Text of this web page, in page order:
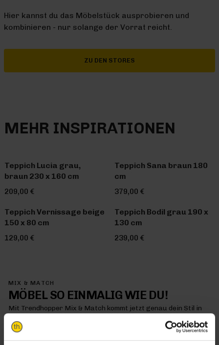
Hier kannst du das Möbelstück ausprobieren und
kombinieren - nur solange der Vorrat reicht.
ZU DEN STORES
MEHR INSPIRATIONEN
Teppich Lucia grau,
braun 230 x 160 cm
209,00 €
Teppich Sana braun 180
cm
379,00 €
Teppich Vernissage beige
150 x 80 cm
129,00 €
Teppich Bodil grau 190 x
130 cm
239,00 €
MIX & MATCH
MÖBEL SO EINMALIG WIE DU!
Mit Trendhopper Mix & Match kommt jetzt genau dein Stil in
es dir gefällt